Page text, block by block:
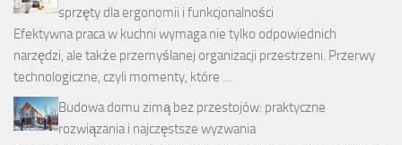
sprzęty dla ergonomii i funkcjonalności
Efektywna praca w kuchni wymaga nie tylko odpowiednich
narzędzi, ale także przemyślanej organizacji przestrzeni. Przerwy
technologiczne, czyli momenty, które …
Budowa domu zimą bez przestojów: praktyczne
rozwiązania i najczęstsze wyzwania